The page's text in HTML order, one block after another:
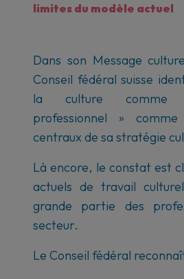
limites du modèle actuel
Dans son Message
Conseil fédéral suisse
la culture comme
professionnel »
centraux de sa stratégie
Là encore, le constat est
actuels de travail
grande partie des
secteur.
Le Conseil fédéral